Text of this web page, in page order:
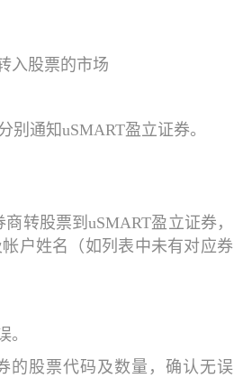
入股票的市场
通知uSMART盈立证券。
转股票到uSMART盈立证券，
户姓名（如列表中未有对应券
。
的股票代码及数量，确认无误